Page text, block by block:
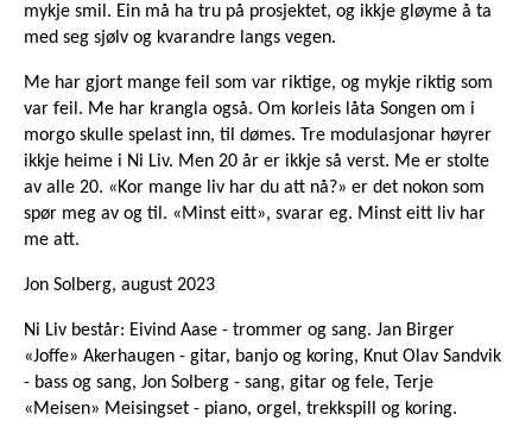
mykje smil. Ein må ha tru på prosjektet, og ikkje gløyme å ta
med seg sjølv og kvarandre langs vegen.
Me har gjort mange feil som var riktige, og mykje riktig som
var feil. Me har krangla også. Om korleis låta Songen om i
morgo skulle spelast inn, til dømes. Tre modulasjonar høyrer
ikkje heime i Ni Liv. Men 20 år er ikkje så verst. Me er stolte
av alle 20. «Kor mange liv har du att nå?» er det nokon som
spør meg av og til. «Minst eitt», svarar eg. Minst eitt liv har
me att.
Jon Solberg, august 2023
Ni Liv består: Eivind Aase - trommer og sang. Jan Birger
«Joffe» Akerhaugen - gitar, banjo og koring, Knut Olav Sandvik
- bass og sang, Jon Solberg - sang, gitar og fele, Terje
«Meisen» Meisingset - piano, orgel, trekkspill og koring.